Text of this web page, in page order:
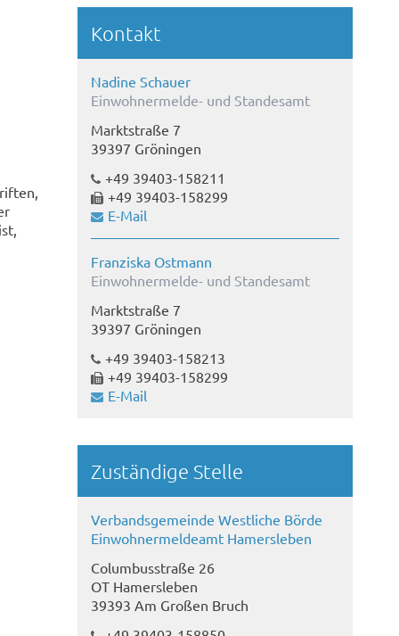
Kontakt
Nadine Schauer
Einwohnermelde- und Standesamt
Marktstraße 7
39397 Gröningen
+49 39403-158211
+49 39403-158299
E-Mail
Franziska Ostmann
Einwohnermelde- und Standesamt
Marktstraße 7
39397 Gröningen
+49 39403-158213
+49 39403-158299
E-Mail
Zuständige Stelle
Verbandsgemeinde Westliche Börde
Einwohnermeldeamt Hamersleben
Columbusstraße 26
OT Hamersleben
39393 Am Großen Bruch